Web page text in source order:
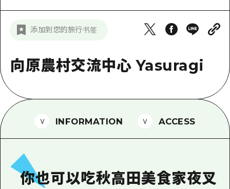
夜晚生活
世界遺產
標準
歷史·文化
治癒
美北
宮島周邊
半天
1晚2天
美北
藝北
東山口
輔助流量摘要
超值遊覽門票
行李寄存及運送服務
廣島好客通行證
面向外國遊客的街角旅遊信息中心
新聞
添加到您的旅行书签
向原農村交流中心 Yasuragi
INFORMATION ACCESS
你也可以吃秋高田美食家夜叉